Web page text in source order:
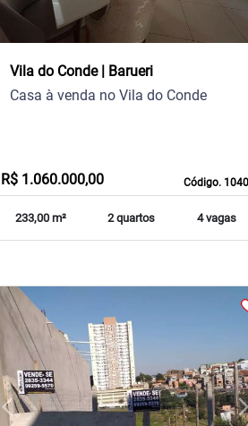
Vila do Conde | Barueri
Código.
Casa à venda no Vila do Conde
R$ 1.060.000,00
233,00 m² 2 quartos 4 vagas
arrow_back_iosPrevious